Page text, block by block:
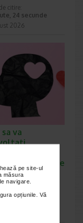
pe site-ul
măsura
navigare.
opțiunile. Vă
citire:
24 secunde
2026
sa va
metode
va puteti
EQ-ul
citire: